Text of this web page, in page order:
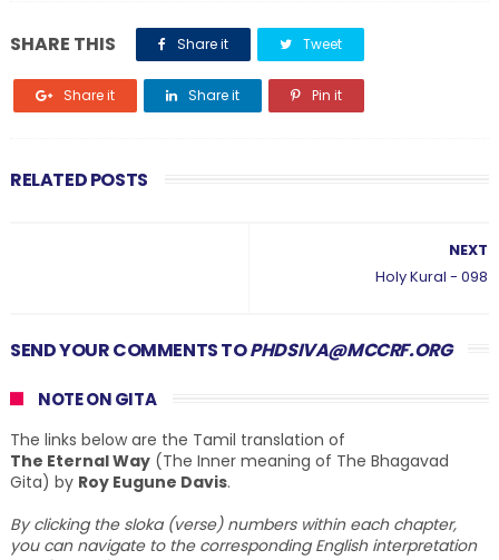
SHARE THIS Share it Tweet
Share it Share it Pin it
RELATED POSTS
NEXT
Holy Kural - 098
SEND YOUR COMMENTS TOPHDSIVA@MCCRF.ORG
NOTE ON GITA
The links below are the Tamil translation of
The Eternal Way(The Inner meaning of The Bhagavad
Gita) by Roy Eugune Davis.
By clicking the sloka (verse) numbers within each chapter,
you can navigate to the corresponding English interpretation